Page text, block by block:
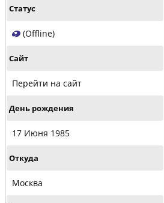
Статус
(Offline)
Сайт
Перейти на сайт
День рождения
17 Июня 1985
Откуда
Москва